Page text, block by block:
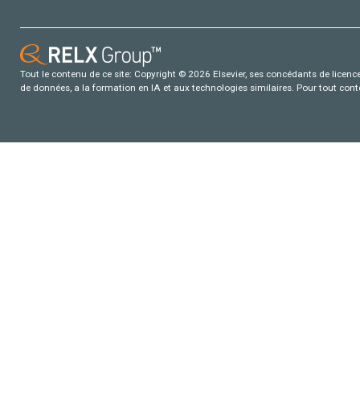
Tout le contenu de ce site: Copyright © 2026 Elsevier, ses concédants de
de données, a la formation en IA et aux technologies similaires. Pour tout